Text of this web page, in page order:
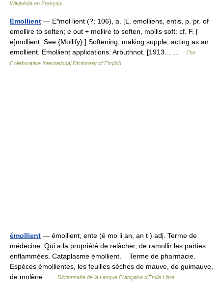
Wikipédia en Français
Emollient — E*mol lient (?; 106), a. [L. emolliens, entis, p. pr. of
emollire to soften; e out + mollire to soften, mollis soft: cf. F. [
e]mollient. See {Mollify}.] Softening; making supple; acting as an
emollient. Emollient applications. Arbuthnot. [1913… …
The
Collaborative International Dictionary of English
émollient — émollient, ente (é mo li an, an t ) adj. Terme de
médecine. Qui a la propriété de relâcher, de ramollir les parties
enflammées. Cataplasme émollient. Terme de pharmacie.
Espèces émollientes, les feuilles sèches de mauve, de guimauve,
de molène …
Dictionnaire de la Langue Française d'Émile Littré